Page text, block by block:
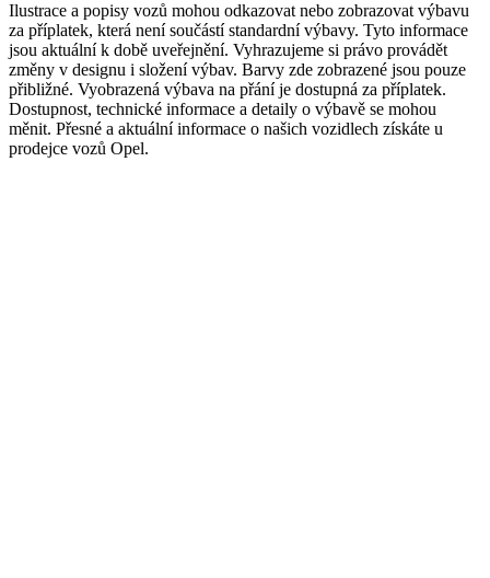
Ilustrace a popisy vozů mohou odkazovat nebo zobrazovat výbavu
za příplatek, která není součástí standardní výbavy. Tyto informace
jsou aktuální k době uveřejnění. Vyhrazujeme si právo provádět
změny v designu i složení výbav. Barvy zde zobrazené jsou pouze
přibližné. Vyobrazená výbava na přání je dostupná za příplatek.
Dostupnost, technické informace a detaily o výbavě se mohou
měnit. Přesné a aktuální informace o našich vozidlech získáte u
prodejce vozů Opel.